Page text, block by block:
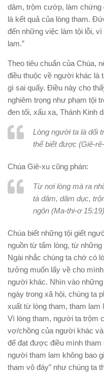
dâm, trộm cướp, làm chứng
là kết quả của lòng tham.
đến những việc làm tội lỗi,
lam.”
Theo tiêu chuẩn của Chúa,
điều thuộc về người khác là
gì sai quấy. Ðiều này cho
nghiêm trọng như phạm tội
đen tối, xấu xa, Thánh Kinh
Lòng người ta là dối
thể biết được (Giê-
Chúa Giê-xu cũng phán:
Từ nơi lòng mà ra
tà dâm, dâm dục,
ngôn (Ma-thi-ơ 15:19)
Chúa biết những tội giết
nguồn từ tấm lòng, từ
Ngài nhắc chúng ta chớ có
tưởng muốn lấy về cho
người khác. Nhìn vào
ngày trong xã hội, chúng ta
xuất từ lòng tham, tham lam
Vì lòng tham, người ta trộm
vợ/chồng của người khác
để đạt được điều mình
người tham lam không bao
tham vô đáy” như chúng ta